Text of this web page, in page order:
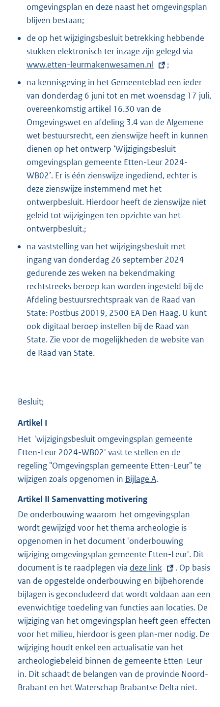
omgevingsplan en deze naast het omgevingsplan
blijven bestaan;
de op het wijzigingsbesluit betrekking hebbende
stukken elektronisch ter inzage zijn gelegd via
t
e
www.etten-leurmakenwesamen.nl
;
na kennisgeving in het Gemeenteblad een ieder
van donderdag 6 juni tot en met woensdag 17 juli,
overeenkomstig artikel 16.30 van de
Omgevingswet en afdeling 3.4 van de Algemene
wet bestuursrecht, een zienswijze heeft in kunnen
dienen op het ontwerp ‘Wijzigingsbesluit
omgevingsplan gemeente Etten-Leur 2024-
WB02’. Er is één zienswijze ingediend, echter is
deze zienswijze instemmend met het
ontwerpbesluit. Hierdoor heeft de zienswijze niet
geleid tot wijzigingen ten opzichte van het
ontwerpbesluit.;
na vaststelling van het wijzigingsbesluit met
ingang van donderdag 26 september 2024
gedurende zes weken na bekendmaking
rechtstreeks beroep kan worden ingesteld bij de
Afdeling bestuursrechtspraak van de Raad van
State: Postbus 20019, 2500 EA Den Haag. U kunt
ook digitaal beroep instellen bij de Raad van
State. Zie voor de mogelijkheden de website van
de Raad van State.
Besluit;
Artikel I
Het 'wijzigingsbesluit omgevingsplan gemeente
Etten-Leur 2024-WB02' vast te stellen en de
regeling "Omgevingsplan gemeente Etten-Leur" te
wijzigen zoals opgenomen in Bijlage A.
Artikel II Samenvatting motivering
De onderbouwing waarom het omgevingsplan
wordt gewijzigd voor het thema archeologie is
opgenomen in het document 'onderbouwing
wijziging omgevingsplan gemeente Etten-Leur'. Dit
document is te raadplegen via E
x
t
e
r
n
e
l
i
n
deze link
. Op basis
van de opgestelde onderbouwing en bijbehorende
bijlagen is geconcludeerd dat wordt voldaan aan een
evenwichtige toedeling van functies aan locaties. De
wijziging van het omgevingsplan heeft geen effecten
voor het milieu, hierdoor is geen plan-mer nodig. De
wijziging houdt enkel een actualisatie van het
archeologiebeleid binnen de gemeente Etten-Leur
in. Dit schaadt de belangen van de provincie Noord-
Brabant en het Waterschap Brabantse Delta niet.